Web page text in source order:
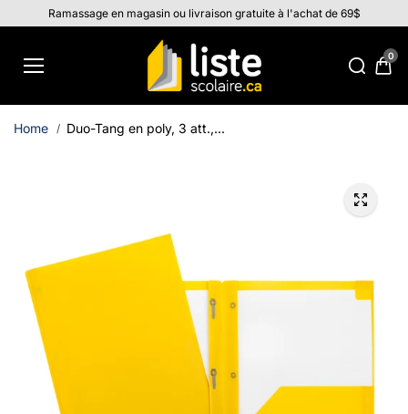
Aller au
contenu
Ramassage en magasin ou livraison gratuite à l'achat de 69$
0
Home Duo-Tang en poly, 3 att.,...